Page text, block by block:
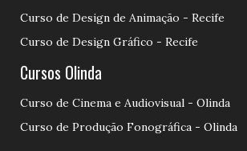
Curso de Design de Animação - Recife
Curso de Design Gráfico - Recife
Cursos Olinda
Curso de Cinema e Audiovisual - Olinda
Curso de Produção Fonográfica - Olinda